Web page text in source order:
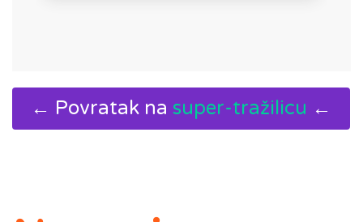
← Povratak na super-tražilicu ←